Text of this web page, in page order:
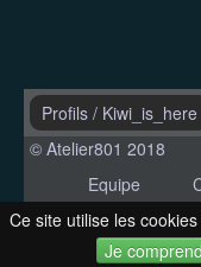
Ce site utilise les
Je
Profils / Kiwi_is_here
© Atelier801 2018
Equipe
Politique